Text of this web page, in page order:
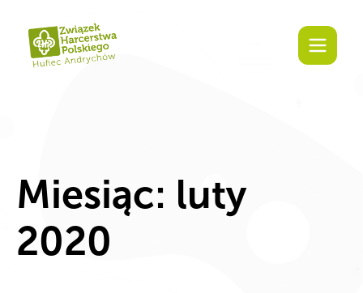
Miesiąc: luty
2020